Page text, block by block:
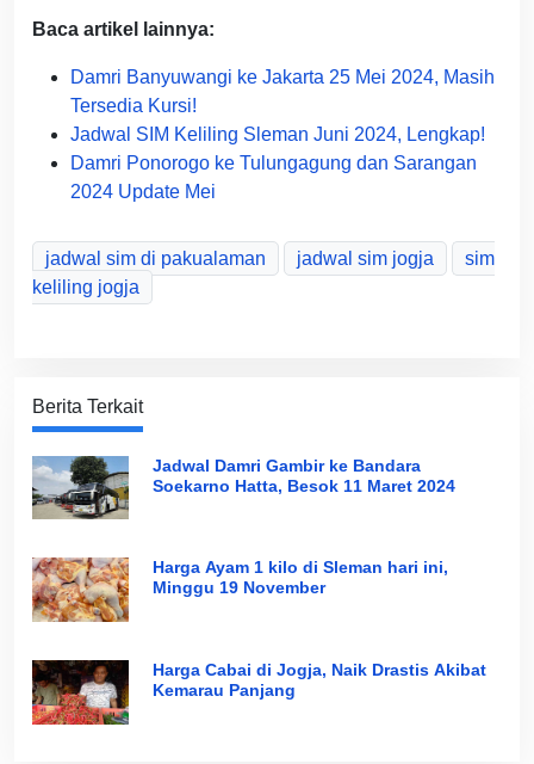
Baca artikel lainnya:
Damri Banyuwangi ke Jakarta 25 Mei 2024, Masih
Tersedia Kursi!
Jadwal SIM Keliling Sleman Juni 2024, Lengkap!
Damri Ponorogo ke Tulungagung dan Sarangan
2024 Update Mei
jadwal sim di pakualaman jadwal sim jogja
sim
keliling jogja
Berita Terkait
Jadwal Damri Gambir ke Bandara
Soekarno Hatta, Besok 11 Maret 2024
Harga Ayam 1 kilo di Sleman hari ini,
Minggu 19 November
Harga Cabai di Jogja, Naik Drastis Akibat
Kemarau Panjang